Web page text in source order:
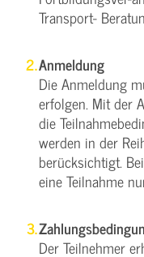
Transport-
Anmeldung
Die Anmeldung
erfolgen. Mit der
die
werden in der
berücksichtigt.
eine Teilnahme
Der Teilnehmer